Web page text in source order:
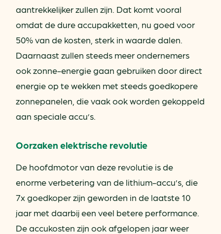
aantrekkelijker zullen zijn. Dat komt vooral
omdat de dure accupakketten, nu goed voor
50% van de kosten, sterk in waarde dalen.
Daarnaast zullen steeds meer ondernemers
ook zonne-energie gaan gebruiken door direct
energie op te wekken met steeds goedkopere
zonnepanelen, die vaak ook worden gekoppeld
aan speciale accu’s.
Oorzaken elektrische revolutie
De hoofdmotor van deze revolutie is de
enorme verbetering van de lithium-accu’s, die
7x goedkoper zijn geworden in de laatste 10
jaar met daarbij een veel betere performance.
De accukosten zijn ook afgelopen jaar weer